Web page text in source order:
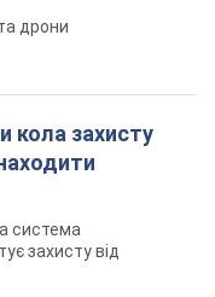
дрони
кола захисту
система
захисту від